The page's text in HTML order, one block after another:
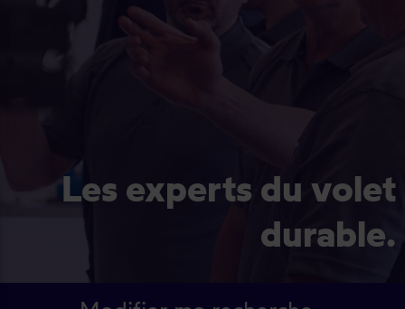
Les experts du volet
durable.